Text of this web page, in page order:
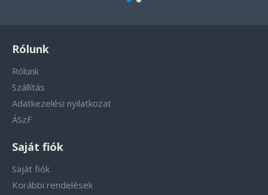
Rólunk
Rólunk
Szállítás
Adatkezelési nyilatkozat
ÁSzF
Saját fiók
Saját fiók
Korábbi rendelések